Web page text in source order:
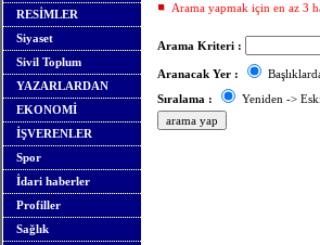
RESİMLER
Siyaset
Sivil Toplum
YAZARLARDAN
EKONOMİ
İŞVERENLER
Spor
İdari haberler
Profiller
Sağlık
Arama yapmak için en az 3
Arama Kriteri :
Aranacak Yer :
Sıralama :
Yeniden ->